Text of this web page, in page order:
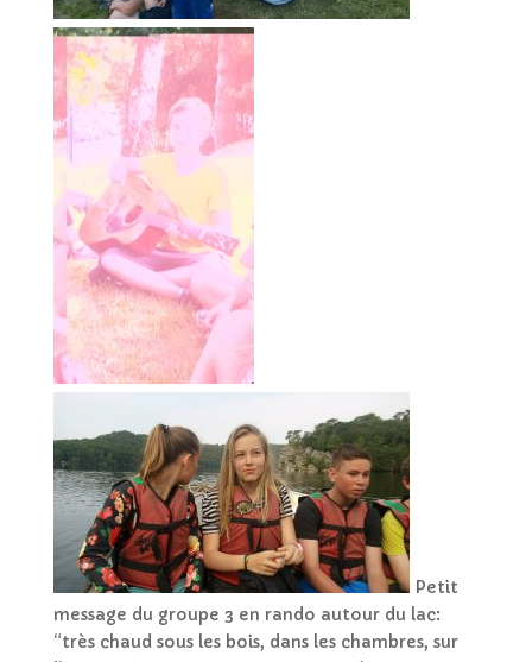
Petit
message du groupe 3 en rando autour du lac:
“très chaud sous les bois, dans les chambres, sur